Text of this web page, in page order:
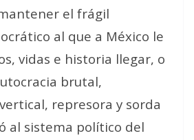
el frágil
al que a México le
vidas e historia llegar, o
brutal,
represora y sorda
al sistema político del